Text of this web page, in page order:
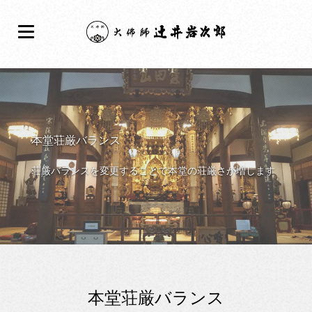
本堂荘厳バランス
荘厳バランスを変更することで本堂の荘厳さが増します
本堂荘厳バランス